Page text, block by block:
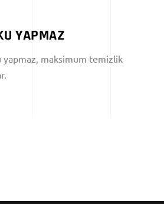
YAPMAZ
yapmaz, maksimum temizlik